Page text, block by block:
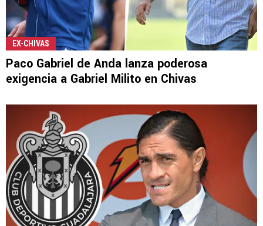
EX-CHIVAS
Paco Gabriel de Anda lanza poderosa
exigencia a Gabriel Milito en Chivas